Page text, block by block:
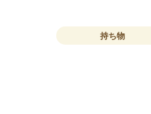
持ち物